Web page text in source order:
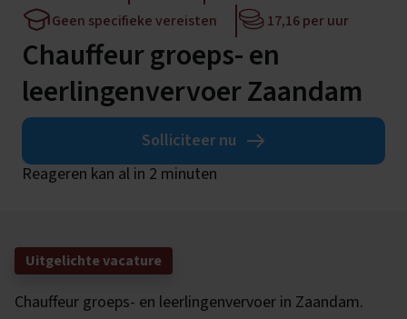
Geen specifieke vereisten
17,16 per uur
Chauffeur groeps- en
leerlingenvervoer Zaandam
Solliciteer nu
Reageren kan al in 2 minuten
Uitgelichte vacature
Chauffeur groeps- en leerlingenvervoer in Zaandam.